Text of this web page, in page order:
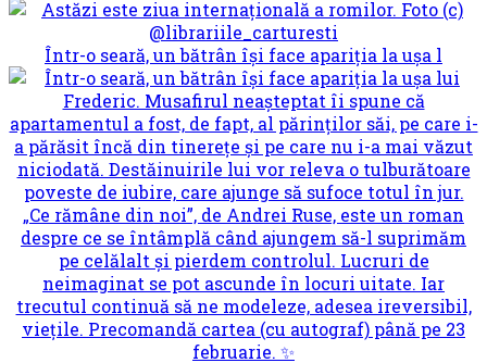
Într-o seară, un bătrân își face apariția la ușa l